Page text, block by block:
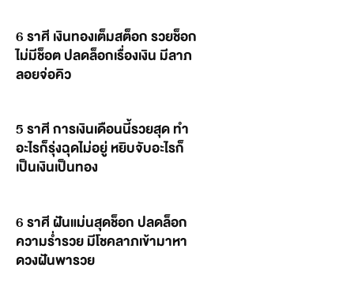
6 ราศี เงินทองเต็มสต็อก รวยช็อก
ไม่มีช็อต ปลดล็อกเรื่องเงิน มีลาภ
ลอยจ่อคิว
5 ราศี การเงินเดือนนี้รวยสุด ทำ
อะไรก็รุ่งฉุดไม่อยู่ หยิบจับอะไรก็
เป็นเงินเป็นทอง
6 ราศี ฝันแม่นสุดช็อก ปลดล็อก
ความร่ำรวย มีโชคลาภเข้ามาหา
ดวงฝันพารวย